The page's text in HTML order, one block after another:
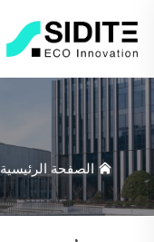
الصفحة الرئيسية